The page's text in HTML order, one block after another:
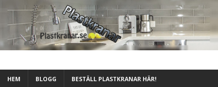
HEM BLOGG BESTÄLL PLASTKRANAR HÄR!